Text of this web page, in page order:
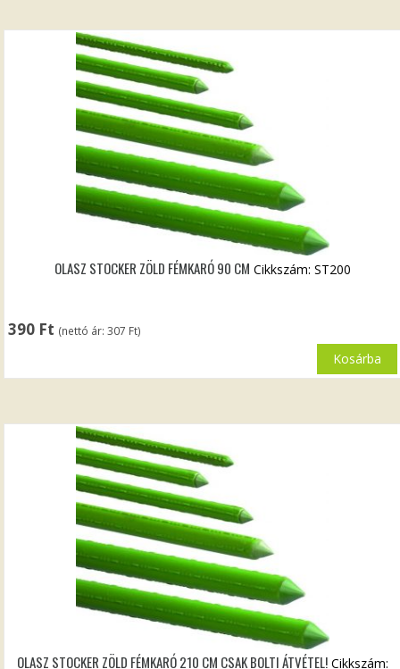
OLASZ STOCKER ZÖLD FÉMKARÓ 90 CM
390 Ft (nettó ár:307 Ft)
Cikkszám: ST200
Kosárba
OLASZ STOCKER ZÖLD FÉMKARÓ 210 CM CSAK BOLTI ÁTVÉTEL! Cikkszám: